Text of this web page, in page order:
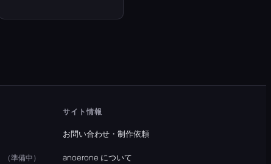
（準備中）
サイト情報
お問い合わせ・制作依頼
anoerone について